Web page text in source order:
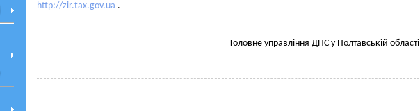
http://zir.tax.gov.ua .
Головне управління ДПС у Полтавській області